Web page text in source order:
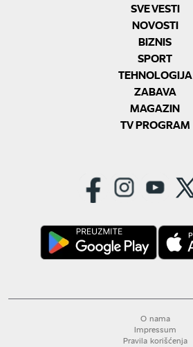
SVE VESTI
NOVOSTI
BIZNIS
SPORT
TEHNOLOGIJA
ZABAVA
MAGAZIN
TV PROGRAM
O nama
Impressum
Pravila korišćenja